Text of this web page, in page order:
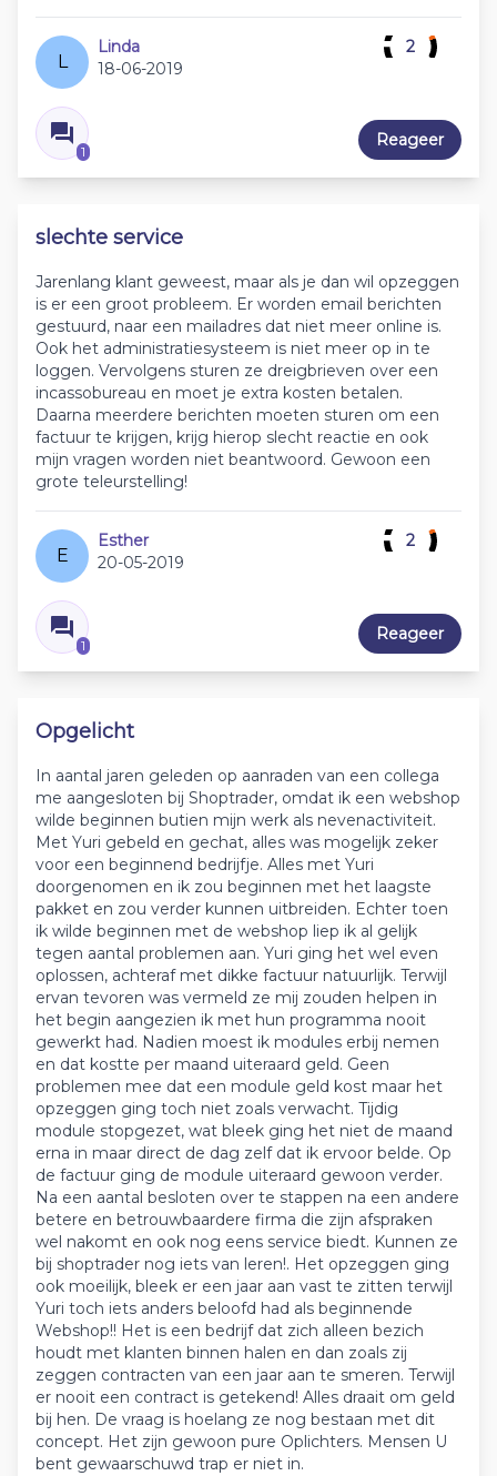
L
Linda
18-06-2019
1
2
Reageer
slechte service
Jarenlang klant geweest, maar als je dan wil opzeggen
is er een groot probleem. Er worden email berichten
gestuurd, naar een mailadres dat niet meer online is.
Ook het administratiesysteem is niet meer op in te
loggen. Vervolgens sturen ze dreigbrieven over een
incassobureau en moet je extra kosten betalen.
Daarna meerdere berichten moeten sturen om een
factuur te krijgen, krijg hierop slecht reactie en ook
mijn vragen worden niet beantwoord. Gewoon een
grote teleurstelling!
E
Esther
20-05-2019
1
2
Reageer
Opgelicht
In aantal jaren geleden op aanraden van een collega
me aangesloten bij Shoptrader, omdat ik een webshop
wilde beginnen butien mijn werk als nevenactiviteit.
Met Yuri gebeld en gechat, alles was mogelijk zeker
voor een beginnend bedrijfje. Alles met Yuri
doorgenomen en ik zou beginnen met het laagste
pakket en zou verder kunnen uitbreiden. Echter toen
ik wilde beginnen met de webshop liep ik al gelijk
tegen aantal problemen aan. Yuri ging het wel even
oplossen, achteraf met dikke factuur natuurlijk. Terwijl
ervan tevoren was vermeld ze mij zouden helpen in
het begin aangezien ik met hun programma nooit
gewerkt had. Nadien moest ik modules erbij nemen
en dat kostte per maand uiteraard geld. Geen
problemen mee dat een module geld kost maar het
opzeggen ging toch niet zoals verwacht. Tijdig
module stopgezet, wat bleek ging het niet de maand
erna in maar direct de dag zelf dat ik ervoor belde. Op
de factuur ging de module uiteraard gewoon verder.
Na een aantal besloten over te stappen na een andere
betere en betrouwbaardere firma die zijn afspraken
wel nakomt en ook nog eens service biedt. Kunnen ze
bij shoptrader nog iets van leren!. Het opzeggen ging
ook moeilijk, bleek er een jaar aan vast te zitten terwijl
Yuri toch iets anders beloofd had als beginnende
Webshop!! Het is een bedrijf dat zich alleen bezich
houdt met klanten binnen halen en dan zoals zij
zeggen contracten van een jaar aan te smeren. Terwijl
er nooit een contract is getekend! Alles draait om geld
bij hen. De vraag is hoelang ze nog bestaan met dit
concept. Het zijn gewoon pure Oplichters. Mensen U
bent gewaarschuwd trap er niet in.